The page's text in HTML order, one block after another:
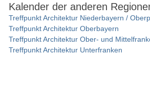
Kalender der anderen
Treffpunkt Architektur Niederbayern /
Treffpunkt Architektur Oberbayern
Treffpunkt Architektur Ober- und
Treffpunkt Architektur Unterfranken